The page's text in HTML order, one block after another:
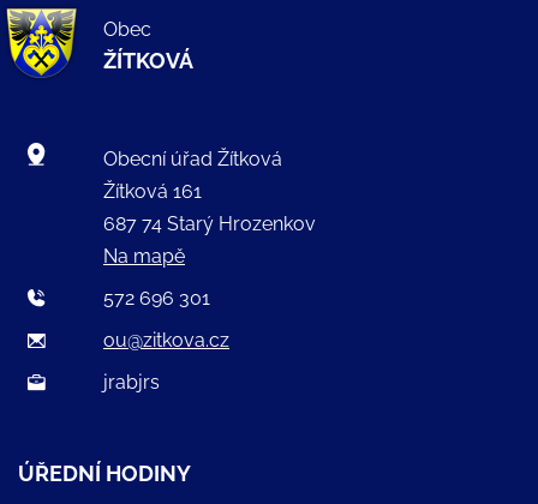
Obec
ŽÍTKOVÁ
Obecní úřad Žítková
Žítková 161
687 74 Starý Hrozenkov
Na mapě
572 696 301
ou@zitkova.cz
jrabjrs
ÚŘEDNÍ HODINY